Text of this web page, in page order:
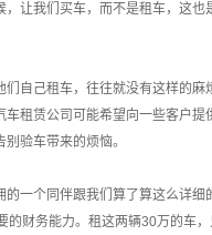
让我们买车，而不是租车，这也
自己租车，往往就没有这样的麻
租赁公司可能希望向一些客户提
验车带来的烦恼。
一个同伴跟我们算了算这么详细
的财务能力。租这两辆30万的车